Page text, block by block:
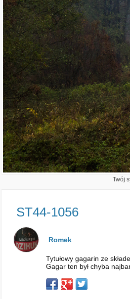
Twój
ST44-1056
Romek
Tytułowy gagarin ze
Gagar ten był chyba